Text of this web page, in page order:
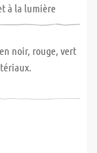
à la lumière
noir, rouge, vert